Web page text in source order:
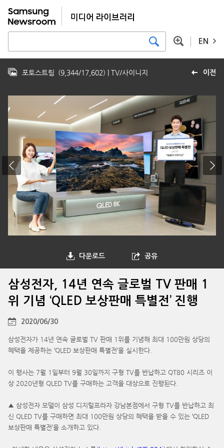
EN
이전
포토스트림 (9,344/17,602) | TV/사이니지
다운로드 공유
삼성전자, 14년 연속 글로벌 TV 판매 1
위 기념 ‘QLED 보상판매 특별전’ 진행
2020/06/30
삼성전자가 14년 연속 글로벌 TV 판매 1위를 기념해 최대 100만원 상당의
혜택을 제공하는 ‘QLED 보상판매 특별전’을 실시한다.
이 행사는 7월 1일부터 9월 30일까지 구형 TV를 반납하고 QT80 시리즈 이
상 2020년형 QLED TV를 구매하는 고객을 대상으로 진행된다.
▲ 삼성전자 모델이 삼성 디지털프라자 강남본점에서 구형 TV를 반납하고 최
신 QLED TV를 구매하면 최대 100만원 상당의 혜택을 받을 수 있는 ‘QLED
보상판매 특별전’을 소개하고 있다.